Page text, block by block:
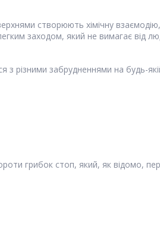
створюють хімічну
заходом, який не вимагає від
з різними забрудненнями на будь-
грибок стоп, який, як відомо,